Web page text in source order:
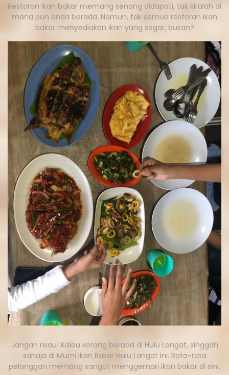
Restoran ikan bakar memang senang didapati, tak kiralah di
mana pun anda berada. Namun, tak semua restoran ikan
bakar menyediakan ikan yang segar, bukan?
Jangan risau! Kalau korang berada di Hulu Langat, singgah
sahaja di Murni Ikan Bakar Hulu Langat ini. Rata-rata
pelanggan memang sangat menggemari ikan bakar di sini.